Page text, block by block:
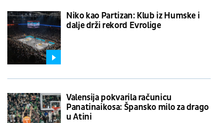
Niko kao Partizan: Klub iz Humske i
dalje drži rekord Evrolige
Valensija pokvarila računicu
Panatinaikosa: Špansko milo za drago
u Atini